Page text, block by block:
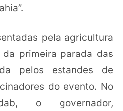
pela agricultura
primeira parada das
pelos estandes de
do evento. No
o governador,